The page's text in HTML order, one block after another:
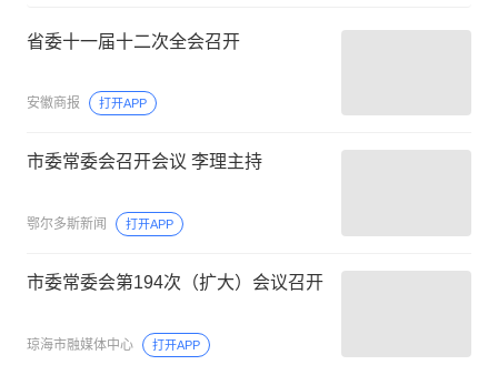
省委十一届十二次全会召开
安徽商报 打开APP
市委常委会召开会议 李理主持
鄂尔多斯新闻 打开APP
市委常委会第194次（扩大）会议召开
琼海市融媒体中心 打开APP